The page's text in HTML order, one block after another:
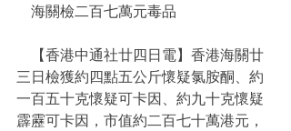
    海關檢二百七萬元毒品
三日檢獲約四點五公斤懷疑氯胺酮、約
一百五十克懷疑可卡因、約九十克懷疑
霹靂可卡因，市值約二百七十萬港元，